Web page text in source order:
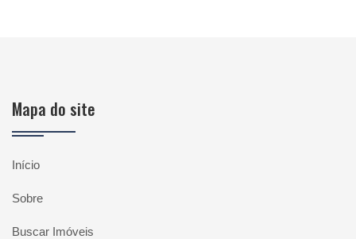
Mapa do site
Início
Sobre
Buscar Imóveis